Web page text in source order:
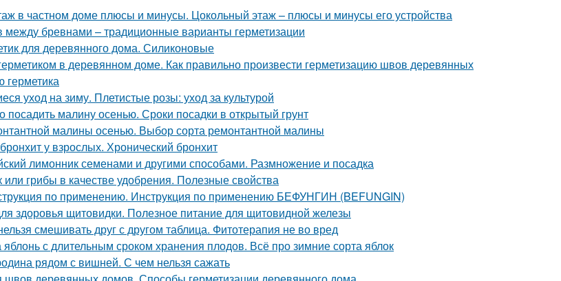
в частном доме плюсы и минусы. Цокольный этаж – плюсы и минусы его устройства
между бревнами – традиционные варианты герметизации
для деревянного дома. Силиконовые
в деревянном доме. Как правильно произвести герметизацию швов деревянных
уход на зиму. Плетистые розы: уход за культурой
посадить малину осенью. Сроки посадки в открытый грунт
малины осенью. Выбор сорта ремонтантной малины
у взрослых. Хронический бронхит
лимонник семенами и другими способами. Размножение и посадка
или грибы в качестве удобрения. Полезные свойства
по применению. Инструкция по применению БЕФУНГИН (BEFUNGIN)
здоровья щитовидки. Полезное питание для щитовидной железы
смешивать друг с другом таблица. Фитотерапия не во вред
с длительным сроком хранения плодов. Всё про зимние сорта яблок
рядом с вишней. С чем нельзя сажать